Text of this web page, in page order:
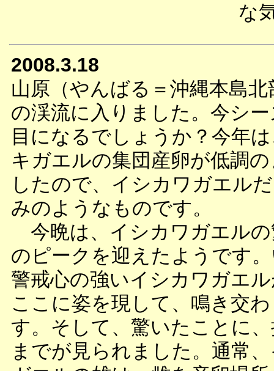
な
2008.3.18
山原（やんばる＝沖縄本島北
の渓流に入りました。今シ
目になるでしょうか？今年
キガエルの集団産卵が低調
したので、イシカワガエル
みのようなものです。
今晩は、イシカワガエルの
のピークを迎えたようです
警戒心の強いイシカワガエ
ここに姿を現して、鳴き交
す。そして、驚いたことに
までが見られました。通常